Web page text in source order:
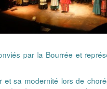
par la Bourrée et
sa modernité lors de